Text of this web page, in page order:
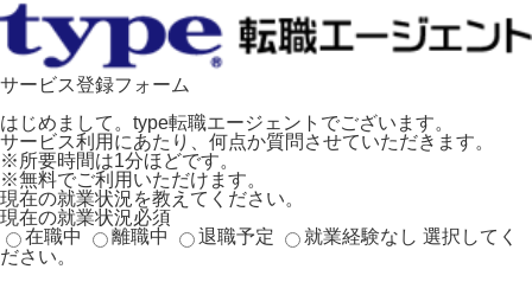
サービス登録フォーム
はじめまして。type転職エージェントでございます。
サービス利用にあたり、何点か質問させていただきます。
※所要時間は1分ほどです。
※無料でご利用いただけます。
現在の就業状況を教えてください。
現在の就業状況必須
在職中
離職中 退職予定 就業経験なし 選択してく
ださい。